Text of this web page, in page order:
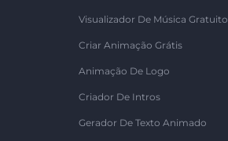
Visualizador De Música Gratuito
Criar Animação Grátis
Animação De Logo
Criador De Intros
Gerador De Texto Animado